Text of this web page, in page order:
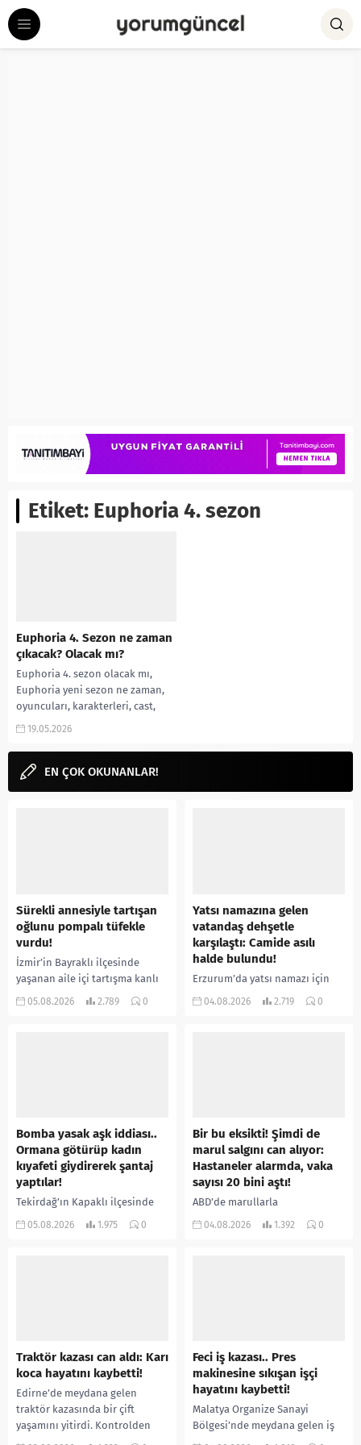
Etiket: Euphoria 4. sezon
Euphoria 4. Sezon ne zaman
çıkacak? Olacak mı?
Euphoria 4. sezon olacak mı,
Euphoria yeni sezon ne zaman,
oyuncuları, karakterleri, cast,
yorumları, Ekşi, incelemesi, IMDb
19.05.2026
EN ÇOK OKUNANLAR!
Sürekli annesiyle tartışan
oğlunu pompalı tüfekle
vurdu!
İzmir’in Bayraklı ilçesinde
yaşanan aile içi tartışma kanlı
bitti. İddiaya göre, uzun süredir
05.08.2026 2.789 0
Yatsı namazına gelen
vatandaş dehşetle
karşılaştı: Camide asılı
halde bulundu!
Erzurum’da yatsı namazı için
camiye gelen bir vatandaş,
04.08.2026 2.719 0
Bomba yasak aşk iddiası..
Ormana götürüp kadın
kıyafeti giydirerek şantaj
yaptılar!
Tekirdağ’ın Kapaklı ilçesinde
bir kişiyi, arkadaşının eşiyle
05.08.2026 1.975 0
Bir bu eksikti! Şimdi de
marul salgını can alıyor:
Hastaneler alarmda, vaka
sayısı 20 bini aştı!
ABD’de marullarla
ilişkilendirilen siklospora
04.08.2026 1.392 0
Traktör kazası can aldı: Karı
koca hayatını kaybetti!
Edirne’de meydana gelen
traktör kazasında bir çift
yaşamını yitirdi. Kontrolden
çıkarak devrilen traktörün
Feci iş kazası.. Pres
makinesine sıkışan işçi
hayatını kaybetti!
Malatya Organize Sanayi
Bölgesi’nde meydana gelen iş
kazasında, pres makinesine